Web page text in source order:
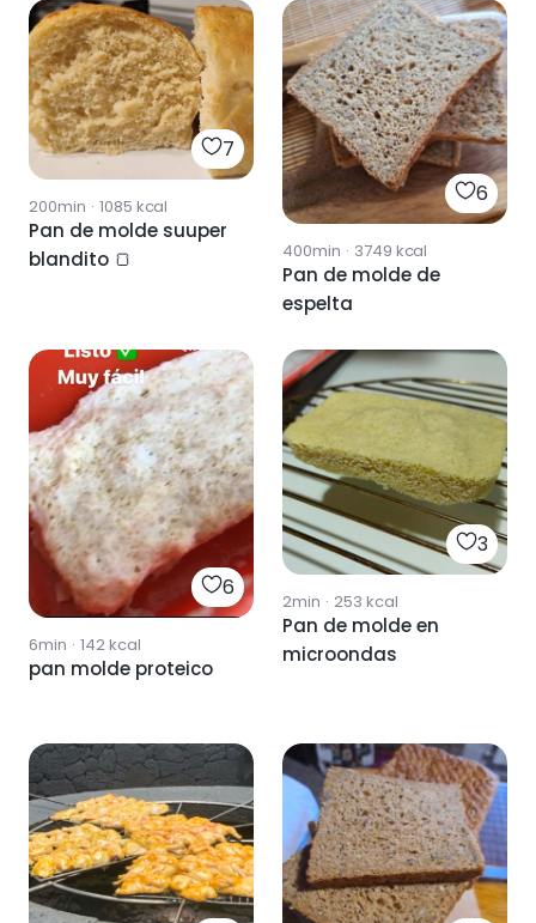
7
200min · 1085 kcal
Pan de molde suuper
blandito 🍞
6
400min · 3749 kcal
Pan de molde de
espelta
6
6min · 142kcal
pan molde proteico
3
2min · 253 kcal
Pan de molde en
microondas